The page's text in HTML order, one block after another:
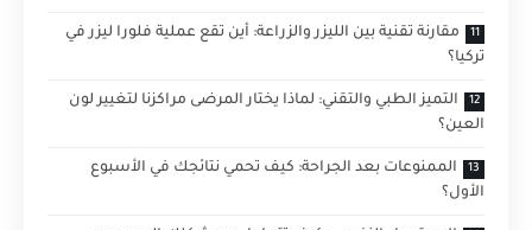
مقارنة تقنية بين الليزر والزراعة: أين تقع عملية فلورا ليزر في
تركيا؟
التميز الطبي والتقني: لماذا يختار المرضى مراكزنا لتغيير لون
العين؟
الممنوعات بعد الجراحة: كيف تحمي نتائجك في الأسبوع
الأول؟